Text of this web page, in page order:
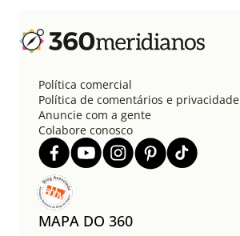
Política comercial
Política de comentários e privacidade
Anuncie com a gente
Colabore conosco
MAPA DO 360